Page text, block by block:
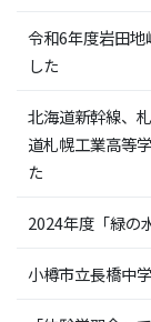
令和6年度岩田
した
北海道新幹線、
道札幌工業高等
た
2024年度「緑の
小樽市立長橋中